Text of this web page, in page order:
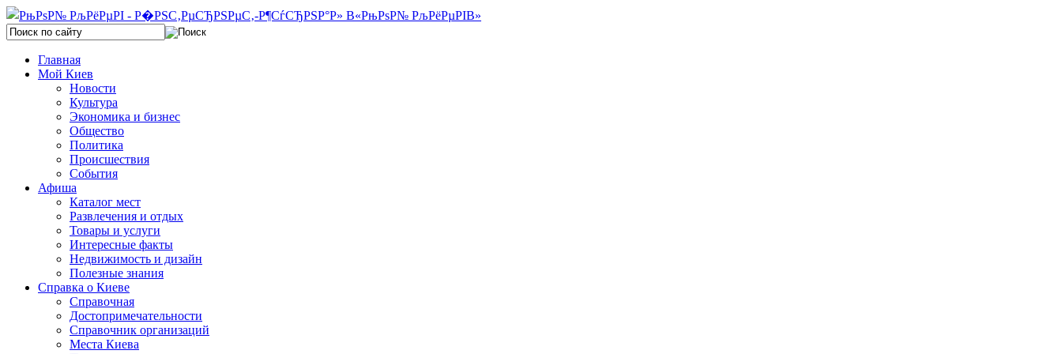
Главная
Мой Киев
Новости
Культура
Экономика и бизнес
Общество
Политика
Происшествия
События
Афиша
Каталог мест
Развлечения и отдых
Товары и услуги
Интересные факты
Недвижимость и дизайн
Полезные знания
Справка о Киеве
Справочная
Достопримечательности
Справочник организаций
Места Киева